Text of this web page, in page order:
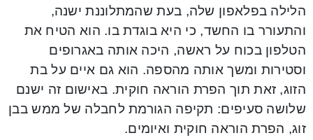
הלילה בפלאפון שלה, בעת שהמתלוננת ישנה,
והתעורר בו החשד, כי היא בוגדת בו. הוא הטיח את
הטלפון בכוח על ראשה, היכה אותה באגרופים
וסטירות ומשך אותה מהספה. הוא גם איים על בת
הזוג, זאת תוך הפרת הוראה חוקית. באישום זה ישנם
שלושה סעיפים: תקיפה הגורמת לחבלה של ממש בבן
זוג, הפרת הוראה חוקית ואיומים.